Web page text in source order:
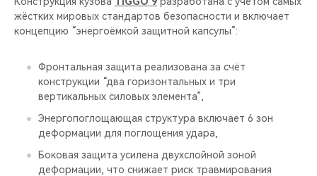
жёстких мировых стандартов безопасности и включает
концепцию “энергоёмкой защитной капсулы”:
Фронтальная защита реализована за счёт
конструкции “два горизонтальных и три
вертикальных силовых элемента”,
Энергопоглощающая структура включает 6 зон
деформации для поглощения удара,
Боковая защита усилена двухслойной зоной
деформации, что снижает риск травмирования